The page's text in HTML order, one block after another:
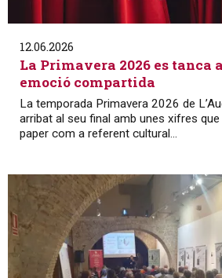
12.06.2026
La Primavera 2026 es tanca
emoció compartida
La temporada Primavera 2026 de
arribat al seu final amb unes xifres
paper com a referent cultural...